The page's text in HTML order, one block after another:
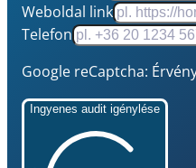
Weboldal link
Telefon
Google reCaptcha:
Ingyenes audit igénylése